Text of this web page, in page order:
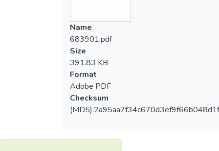
Name
683901.pdf
Size
391.83 KB
Format
Adobe PDF
Checksum